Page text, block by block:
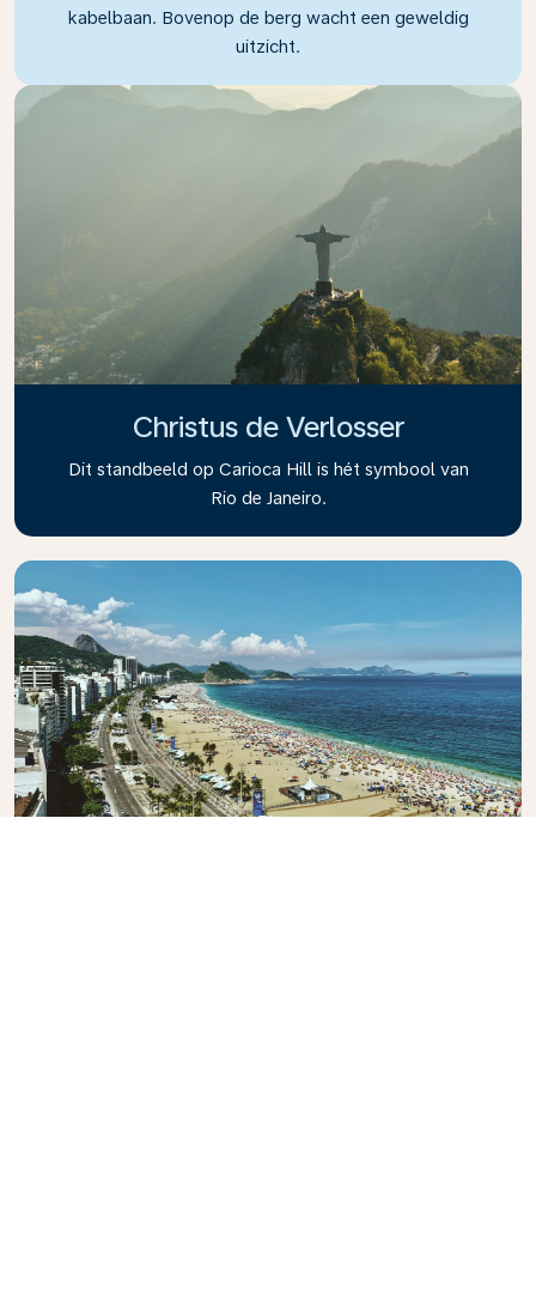
kabelbaan. Bovenop de berg wacht een geweldig
uitzicht.
Christus de Verlosser
Dit standbeeld op Carioca Hill is hét symbool van
Rio de Janeiro.